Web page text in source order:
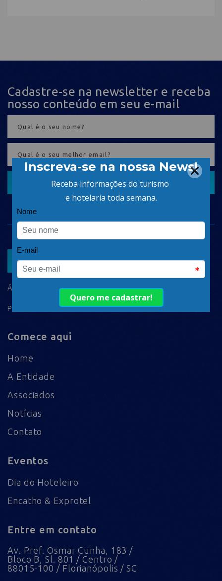
Cadastre-se na newsletter e receba
nosso conteúdo em seu e-mail
CADASTRAR
ASSOCIAR
ÁREA DO ASSOCIADO
POLÍTICA DE PRIVACIDADE
Comece aqui
Home
A Entidade
Associados
Notícias
Contato
Eventos
Dia do Hoteleiro
Encatho & Exprotel
Entre em contato
Av. Pref. Osmar Cunha, 183 /
Bloco B, Sl. 801 / Centro /
88015-100 / Florianópolis / SC